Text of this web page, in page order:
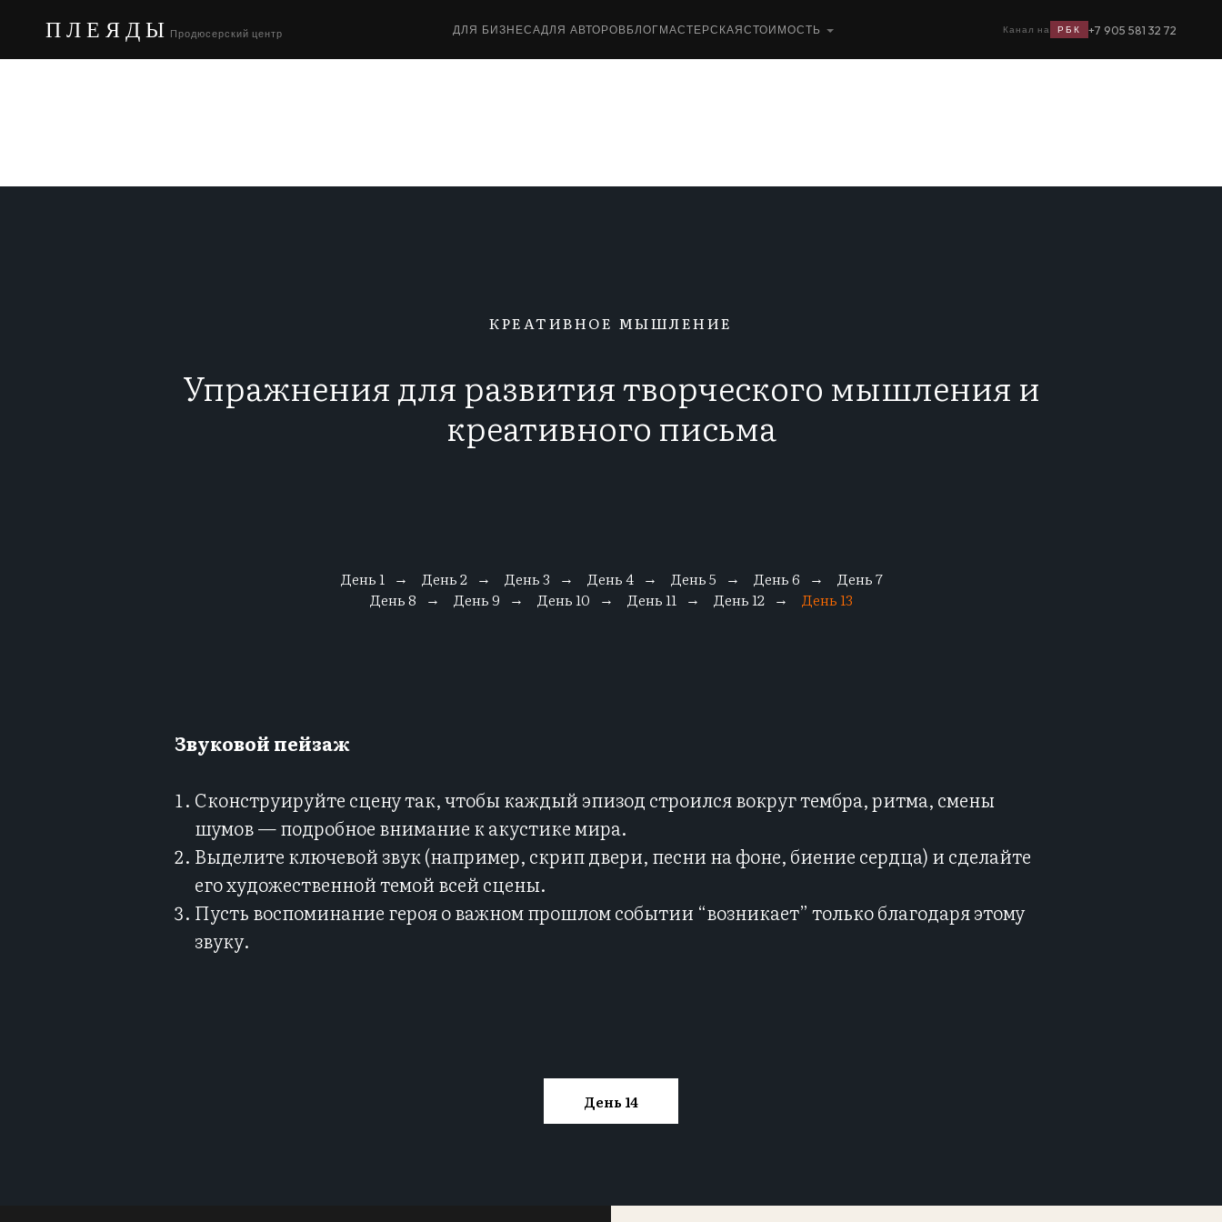
ПЛЕЯДЫ Продюсерский центр ДЛЯ БИЗНЕСАДЛЯ АВТОРОВБЛОГМАСТЕРСКАЯСТОИМОСТЬ Канал на РБК +7 905 581 32 72
КРЕАТИВНОЕ МЫШЛЕНИЕ
Упражнения для развития творческого мышления и
креативного письма
День 1 → День 2 → День 3 → День 4 → День 5 → День 6 →
День 7
День 8
→ День 9 → День 10 → День 11 → День 12 → День 13
Звуковой пейзаж
Сконструируйте сцену так, чтобы каждый эпизод строился вокруг тембра, ритма, смены
шумов — подробное внимание к акустике мира.
Выделите ключевой звук (например, скрип двери, песни на фоне, биение сердца) и сделайте
его художественной темой всей сцены.
Пусть воспоминание героя о важном прошлом событии “возникает” только благодаря этому
звуку.
День 14